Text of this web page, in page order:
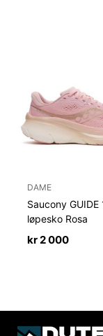
DAME
Saucony GUIDE
løpesko Rosa
kr2 000